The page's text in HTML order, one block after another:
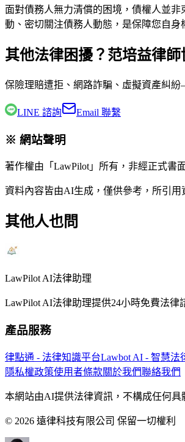
面對債務人無力清償的困境，債權人並
動、密切關注債務人動態，是保障您自身
其他法律困擾？范培益律
保險理賠遭拒、網路詐騙、虛擬資產糾
LINE 諮詢 Email 聯繫
※ 網站聲明
著作權由「LawPilot」所有，非經正式書
資料內容皆由AI生成，僅供參考，所引
其他人也問
LawPilot AI法律助理
LawPilot AI法律助理提供24小時免費法
產品服務
律點通 - 法律知識平台Lawbot AI - 智慧法
隱私權政策使用者條款關於我們聯絡我們
本網站由AI提供法律資訊，不構成任何具
© 2026 遠律科技有限公司 保留一切權利